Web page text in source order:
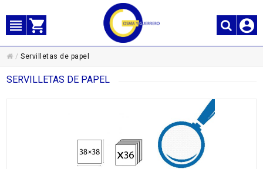
/Servilletas de papel
SERVILLETAS DE PAPEL